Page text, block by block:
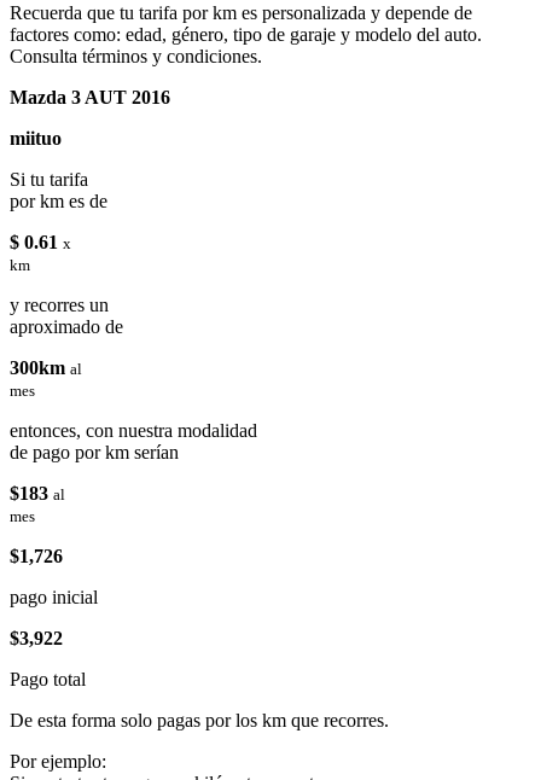
Recuerda que tu tarifa por km es personalizada y depende de
factores como: edad, género, tipo de garaje y modelo del auto.
Consulta términos y condiciones.
Mazda 3 AUT 2016
miituo
Si tu tarifa
por km es de
$ 0.61 x
km
y recorres un
aproximado de
300km al
mes
entonces, con nuestra modalidad
de pago por km serían
$183 al
mes
$1,726
pago inicial
$3,922
Pago total
De esta forma solo pagas por los km que recorres.
Por ejemplo: